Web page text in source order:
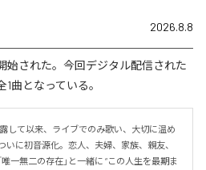
2026.8.8
始された。今回デジタル配信された
1曲となっている。
して以来、ライブでのみ歌い、大切に温め
いに初音源化。恋人、夫婦、家族、親友、
唯一無二の存在」と一緒に “この人生を最期ま